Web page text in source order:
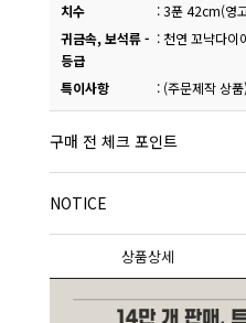
치수
:3푼 42cm(영
귀금속, 보석류 -
등급
: 천연 꼬냑다이
특이사항 : (주문제작 상
구매 전 체크 포인트
NOTICE
상품상세